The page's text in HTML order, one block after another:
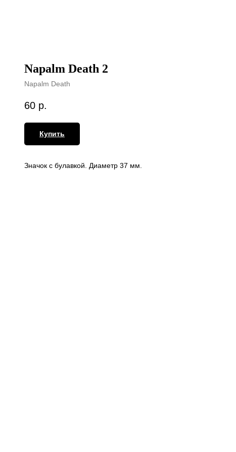
Napalm Death 2
Napalm Death
60 р.
Купить
Значок с булавкой. Диаметр 37 мм.